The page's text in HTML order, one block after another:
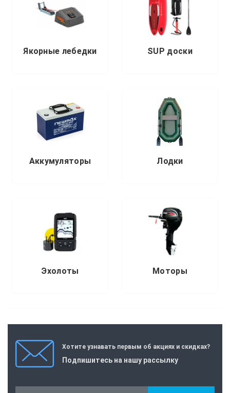
Якорные лебедки SUP доски
Аккумуляторы Лодки
Эхолоты Моторы
Хотите узнавать первым об акциях и скидках?
Подпишитесь на нашу рассылку